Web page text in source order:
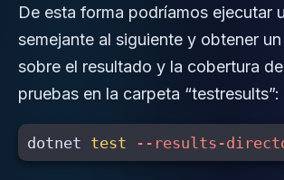
De esta forma podríamos ejecutar
semejante al siguiente y obtener
sobre el resultado y la cobertura
pruebas en la carpeta “testresults”:
dotnet test --results-